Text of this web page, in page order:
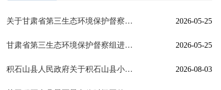
关于甘肃省第三生态环境保护督察组作风纪律监督举报方式的公告 2026-05-25
甘肃省第三生态环境保护督察组进驻临夏回族自治州督察公告 2026-05-25
积石山县人民政府关于积石山县小关乡2025年度帮扶项目资产调查审核结果的公告 2026-08-03